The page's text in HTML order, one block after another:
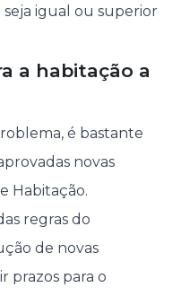
igual ou superior
a habitação a
é bastante
novas
Habitação.
regras do
de novas
prazos para o